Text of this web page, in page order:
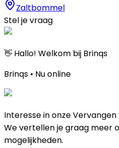
Zaltbommel
Stel je vraag
👋 Hallo! Welkom bij Brinqs
Brinqs • Nu online
Interesse in onze
We vertellen je graag meer
mogelijkheden.